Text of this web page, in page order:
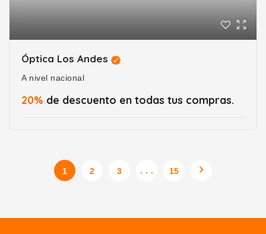
Óptica Los Andes
A nivel nacional
20% de descuento en todas tus compras.
1 2 3 . . . 15